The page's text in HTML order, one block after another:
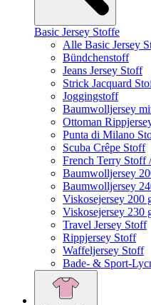
Basic Jersey Stoffe
Alle Basic Jersey
Bündchenstoff
Jeans Jersey Stoff
Strick Jacquard
Joggingstoff
Baumwolljersey
Ottoman
Punta di Milano
Scuba Crêpe Stoff
French Terry Stoff
Baumwolljersey
Baumwolljersey
Viskosejersey 200
Viskosejersey 230
Travel Jersey Stoff
Rippjersey Stoff
Waffeljersey Stoff
Bade- & Sport-